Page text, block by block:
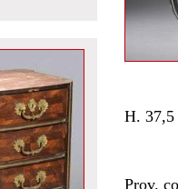
H. 37,5
Prov.